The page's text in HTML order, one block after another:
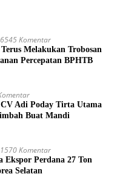
Komentar
Melakukan Trobosan
Percepatan BPHTB
Adi Poday Tirta Utama
Buat Mandi
Komentar
Ekspor Perdana 27 Ton
Selatan